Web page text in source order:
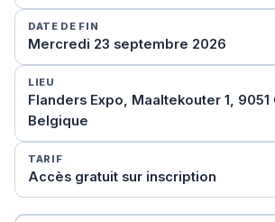
DATE DE FIN
Mercredi 23 septembre 2026
LIEU
Flanders Expo, Maaltekouter 1, 9051
Belgique
TARIF
Accès gratuit sur inscription